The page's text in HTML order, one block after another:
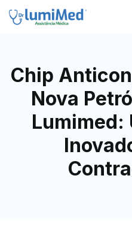
Chip
Nova
Lumimed: